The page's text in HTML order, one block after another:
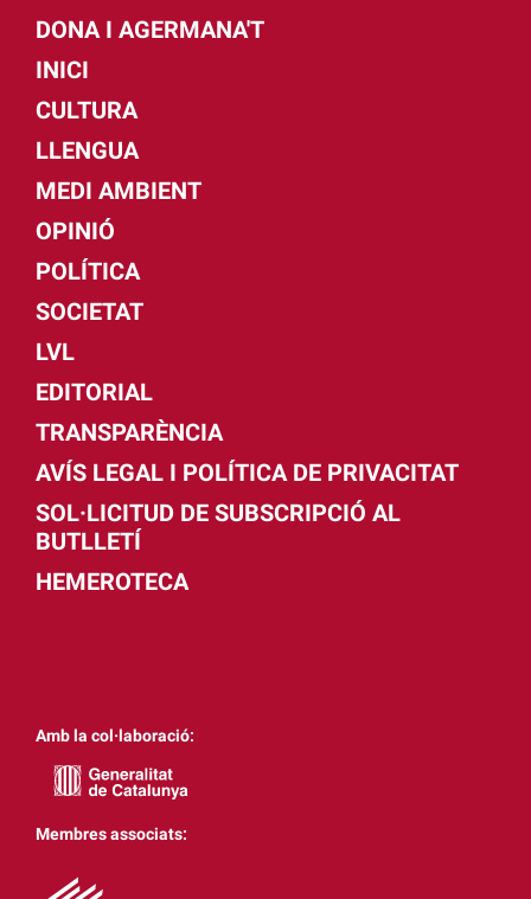
DONA I AGERMANA'T
INICI
CULTURA
LLENGUA
MEDI AMBIENT
OPINIÓ
POLÍTICA
SOCIETAT
LVL
EDITORIAL
TRANSPARÈNCIA
AVÍS LEGAL I POLÍTICA DE PRIVACITAT
SOL·LICITUD DE SUBSCRIPCIÓ AL
BUTLLETÍ
HEMEROTECA
Amb la col·laboració:
Membres associats: